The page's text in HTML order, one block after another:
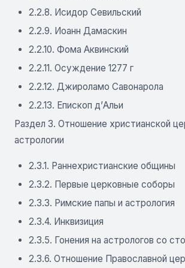
2.2.8. Исидор Севильский
2.2.9. Иоанн Дамаскин
2.2.10. Фома Аквинский
2.2.11. Осуждение 1277 г
2.2.12. Джироламо Савонарола
2.2.13. Епископ д’Альи
Раздел 3. Отношение христианской
астрологии
2.3.1. Раннехристианские общины
2.3.2. Первые церковные соборы
2.3.3. Римские папы и астрология
2.3.4. Инквизиция
2.3.5. Гонения на астрологов со
2.3.6. Отношение Православной